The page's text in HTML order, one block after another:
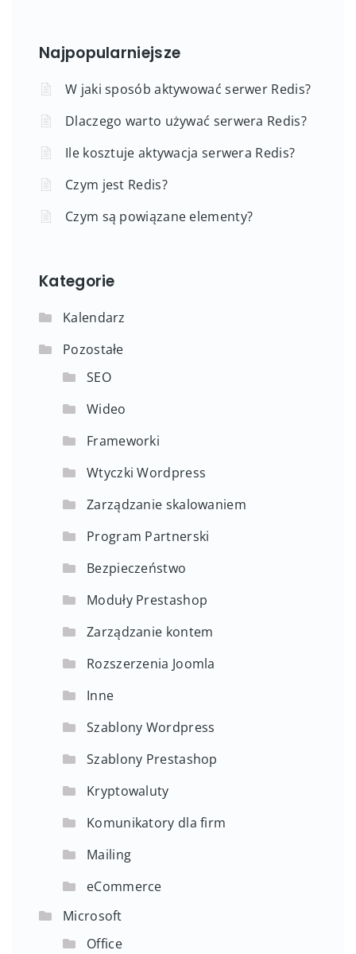
Najpopularniejsze
W jaki sposób aktywować serwer Redis?
Dlaczego warto używać serwera Redis?
Ile kosztuje aktywacja serwera Redis?
Czym jest Redis?
Czym są powiązane elementy?
Kategorie
Kalendarz
Pozostałe
SEO
Wideo
Frameworki
Wtyczki Wordpress
Zarządzanie skalowaniem
Program Partnerski
Bezpieczeństwo
Moduły Prestashop
Zarządzanie kontem
Rozszerzenia Joomla
Inne
Szablony Wordpress
Szablony Prestashop
Kryptowaluty
Komunikatory dla firm
Mailing
eCommerce
Microsoft
Office